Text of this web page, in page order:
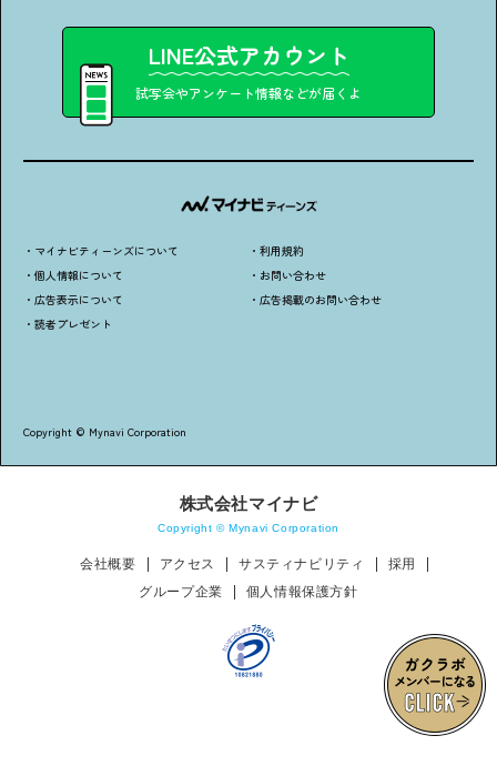
LINE公式アカウント
試写会やアンケート情報などが届くよ
・マイナビティーンズについて
・個人情報について
・広告表示について
・読者プレゼント
・利用規約
・お問い合わせ
・広告掲載のお問い合わせ
Copyright © Mynavi Corporation
株式会社マイナビ
Copyright © Mynavi Corporation
会社概要 アクセス サスティナビリティ
採用
グループ企業
個人情報保護方針